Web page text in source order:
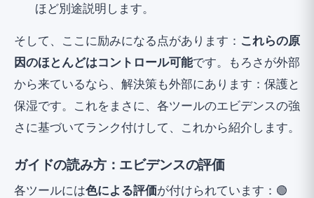
ほど別途説明します。
そして、ここに励みになる点があります： これらの原
因のほとんどはコントロール可能です。もろさが外部
から来ているなら、解決策も外部にあります：保護と
保湿です。これをまさに、各ツールのエビデンスの強
さに基づいてランク付けして、これから紹介します。
ガイドの読み方：エビデンスの評価
各ツールには色による評価が付けられています：🟢